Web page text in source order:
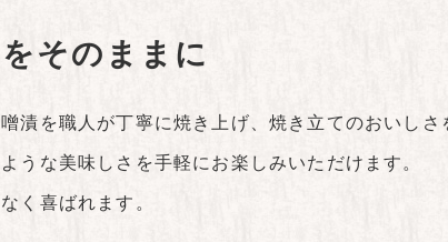
そのままに
漬を職人が丁寧に焼き上げ、焼き立てのおいしさ
うな美味しさを手軽にお楽しみいただけます。
く喜ばれます。